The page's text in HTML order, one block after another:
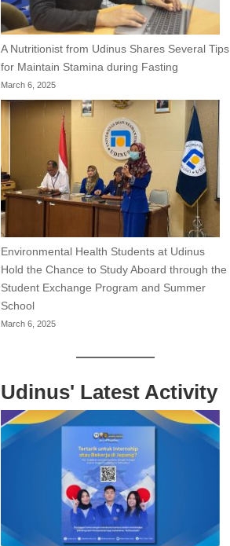
A Nutritionist from Udinus Shares Several Tips
for Maintain Stamina during Fasting
March 6, 2025
Environmental Health Students at Udinus
Hold the Chance to Study Aboard through the
Student Exchange Program and Summer
School
March 6, 2025
Udinus' Latest Activity